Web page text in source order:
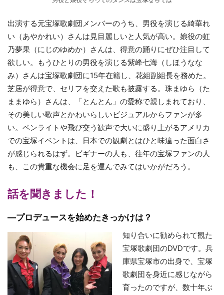
出演する元宝塚歌劇団メンバーのうち、男役を演じる綺華れ
い（あやかれい）さんは見目麗しいと人気が高い。娘役の虹
乃夢果（にじのゆめか）さんは、得意の踊りにぜひ注目して
欲しい。もうひとりの男役を演じる紫峰七海（しほうなな
み）さんは宝塚歌劇団に15年在籍し、花組副組長を務めた。
芝居が得意で、セリフを交えた歌も披露する。珠まゆら（た
ままゆら）さんは、「とんとん」の愛称で親しまれており、
その美しい歌声とかわいらしいビジュアルからファンが多
い。ペンライトや飛び交う歓声で大いに盛り上がるアメリカ
での宝塚イベントは、日本での観劇とはひと味違った面白さ
が感じられるはず。ビギナーの人も、往年の宝塚ファンの人
も、この貴重な機会に足を運んでみてはいかがだろう。
話を聞きました！
—プロデュースを始めたきっかけは？
知り合いに勧められて観た
宝塚歌劇団のDVDです。兵
庫県宝塚市の出身で、宝塚
歌劇団を身近に感じながら
育ったのですが、数十年ぶ